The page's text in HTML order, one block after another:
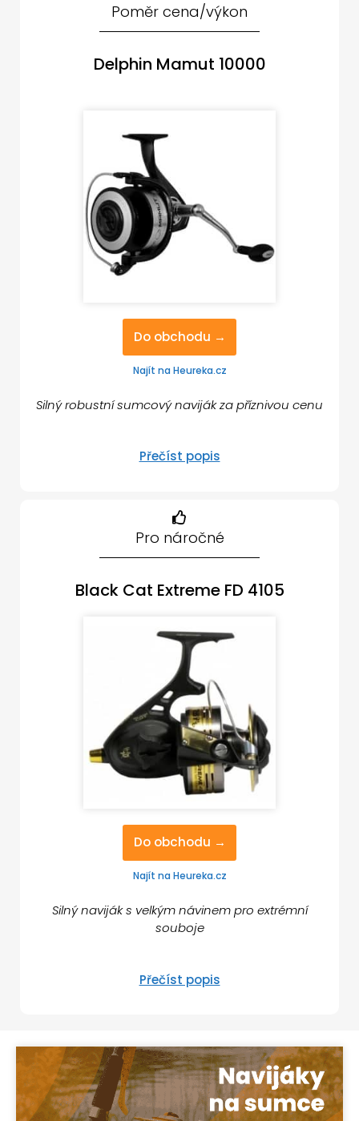
Poměr cena/výkon
Delphin Mamut 10000
Do obchodu →
Najít na Heureka.cz
Silný robustní sumcový naviják za příznivou cenu
Přečíst popis
Pro náročné
Black Cat Extreme FD 4105
Do obchodu →
Najít na Heureka.cz
Silný naviják s velkým návinem pro extrémní
souboje
Přečíst popis